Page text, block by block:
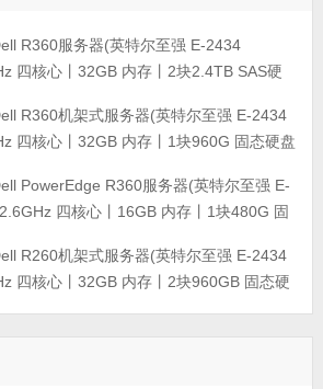
R360服务器(英特尔至强 E-2434
四核心丨32GB 内存丨2块2.4TB SAS硬
R360机架式服务器(英特尔至强 E-2434
四核心丨32GB 内存丨1块960G 固态硬盘
PowerEdge R360服务器(英特尔至强 E-
四核心丨16GB 内存丨1块480G 固
R260机架式服务器(英特尔至强 E-2434
四核心丨32GB 内存丨2块960GB 固态硬